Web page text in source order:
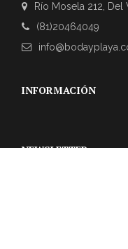
Río Mosela 212,
(81)20464049
INFORMACIÓN
NEWSLETTER